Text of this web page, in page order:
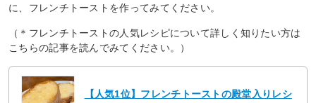
に、フレンチトーストを作ってみてください。
（＊フレンチトーストの人気レシピについて詳しく知りたい方は
こちらの記事を読んでみてください。）
【人気1位】フレンチトーストの殿堂入りレシ